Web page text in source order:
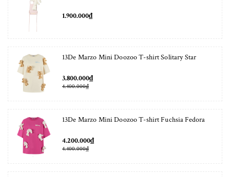
1.900.000₫
13De Marzo Mini Doozoo T-shirt Solitary Star
3.800.000₫
4.400.000₫
13De Marzo Mini Doozoo T-shirt Fuchsia Fedora
4.200.000₫
4.400.000₫